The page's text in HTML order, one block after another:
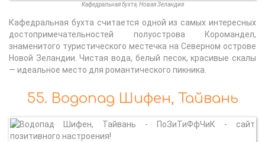
Кафедральная бухта, Новая Зеландия
Кафедральная бухта считается одной из самых интересных
достопримечательностей полуострова Коромандел,
знаменитого туристического местечка на Северном острове
Новой Зеландии. Чистая вода, белый песок, красивые скалы
— идеальное место для романтического пикника.
55. Водопад Шифен, Тайвань